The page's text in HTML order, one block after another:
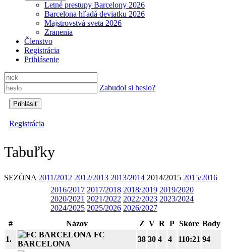
Letné prestupy Barcelony 2026
Barcelona hľadá deviatku 2026
Majstrovstvá sveta 2026
Zranenia
Členstvo
Registrácia
Prihlásenie
Zabudol si heslo?
Registrácia
Tabuľky
SEZÓNA 2011/2012 2012/2013 2013/2014 2014/2015 2015/2016
2016/2017 2017/2018 2018/2019 2019/2020
2020/2021 2021/2022 2022/2023 2023/2024
2024/2025 2025/2026 2026/2027
#
Názov Z V R P Skóre Body
1.
FC
BARCELONA
38 30 4 4 110:21 94